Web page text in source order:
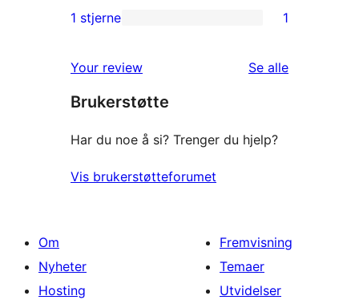
reviews
2-
reviews
star
review
1 stjerne 1
Your review Se alleomtalene
Brukerstøtte
Har du noe å si? Trenger du hjelp?
Vis brukerstøtteforumet
Om
Nyheter
Hosting
Fremvisning
Temaer
Utvidelser